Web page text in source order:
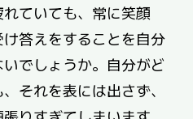
ていても、常に笑顔
答えをすることを自分
でしょうか。自分がど
それを表には出さず、